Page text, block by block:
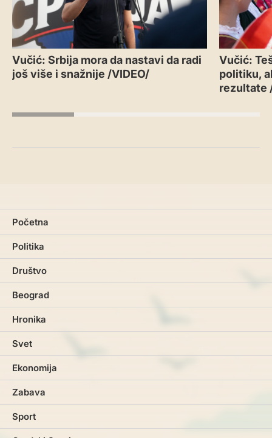
Vučić: Srbija mora da nastavi da radi
još više i snažnije /VIDEO/
Vučić:
politiku,
rezultate
Početna
Politika
Društvo
Beograd
Hronika
Svet
Ekonomija
Zabava
Sport